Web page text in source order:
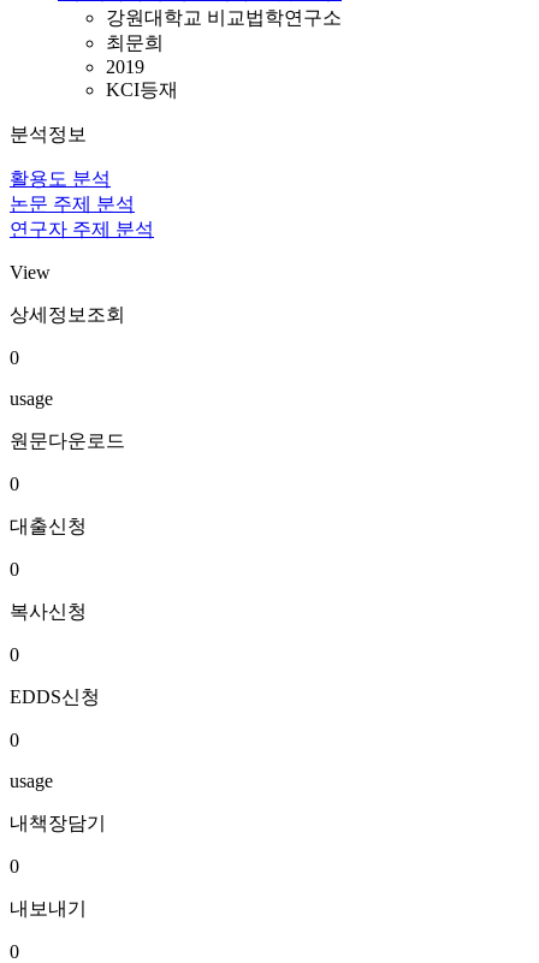
강원대학교 비교법학연구소
최문희
2019
KCI등재
분석정보
활용도 분석
논문 주제 분석
연구자 주제 분석
View
상세정보조회
0
usage
원문다운로드
0
대출신청
0
복사신청
0
EDDS신청
0
usage
내책장담기
0
내보내기
0